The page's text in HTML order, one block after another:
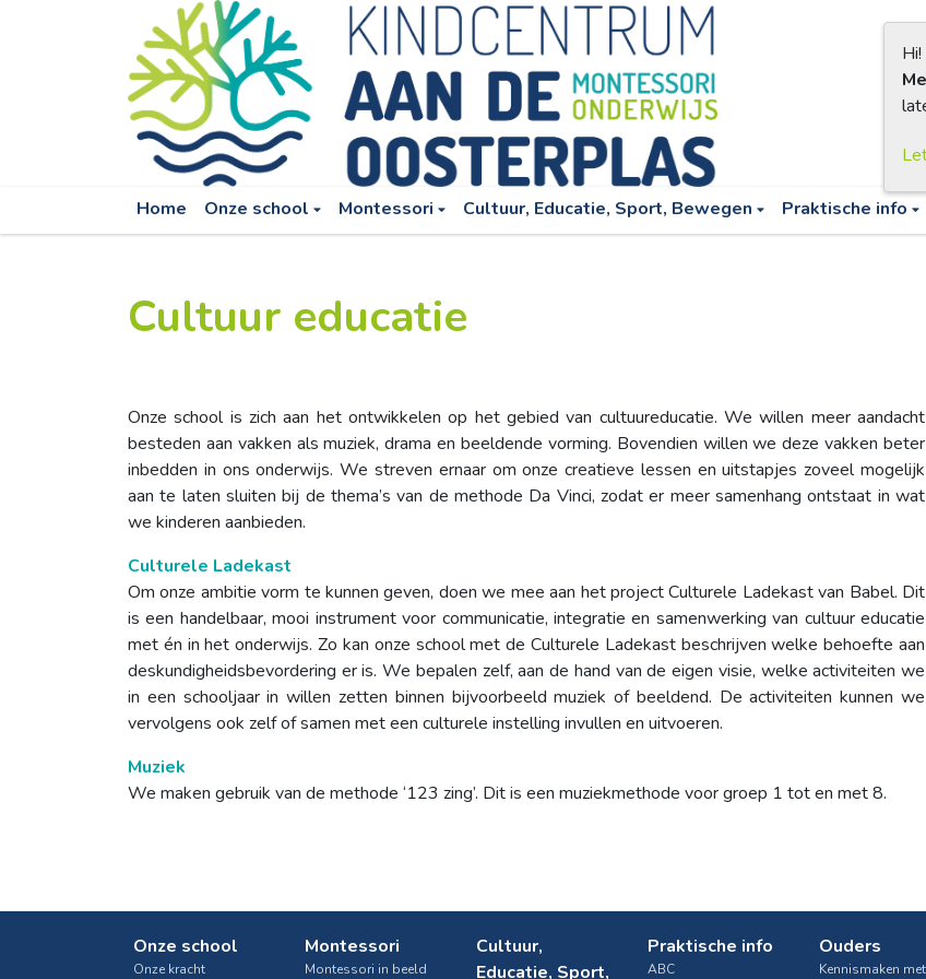
Home Onze school Montessori Cultuur, Educatie, Sport, Bewegen Praktische info
Cultuur educatie
Onze school is zich aan het ontwikkelen op het gebied van cultuureducatie. We willen meer aandacht
besteden aan vakken als muziek, drama en beeldende vorming. Bovendien willen we deze vakken beter
inbedden in ons onderwijs. We streven ernaar om onze creatieve lessen en uitstapjes zoveel mogelijk
aan te laten sluiten bij de thema’s van de methode Da Vinci, zodat er meer samenhang ontstaat in wat
we kinderen aanbieden.
Culturele Ladekast
Om onze ambitie vorm te kunnen geven, doen we mee aan het project Culturele Ladekast van Babel. Dit
is een handelbaar, mooi instrument voor communicatie, integratie en samenwerking van cultuur educatie
met én in het onderwijs. Zo kan onze school met de Culturele Ladekast beschrijven welke behoefte aan
deskundigheidsbevordering er is. We bepalen zelf, aan de hand van de eigen visie, welke activiteiten we
in een schooljaar in willen zetten binnen bijvoorbeeld muziek of beeldend. De activiteiten kunnen we
vervolgens ook zelf of samen met een culturele instelling invullen en uitvoeren.
Muziek
We maken gebruik van de methode ‘123 zing’. Dit is een muziekmethode voor groep 1 tot en met 8.
Onze school
Onze kracht
Montessori
Montessori in beeld
Cultuur,
Educatie, Sport,
Praktische info
ABC
Ouders
Kennismaken